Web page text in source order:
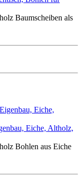
Baumscheiben als
Eiche, Altholz,
Bohlen aus Eiche